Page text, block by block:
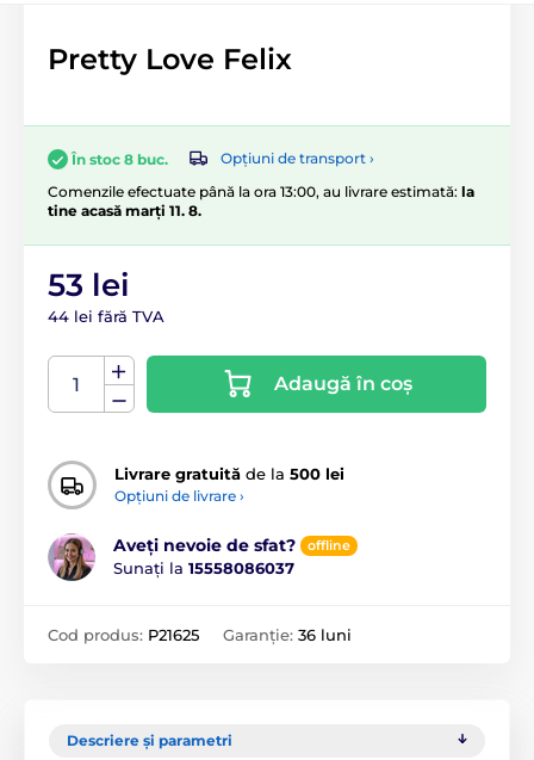
Pretty Love Felix
În stoc 8 buc.
Opțiuni de transport ›
Comenzile efectuate până la ora 13:00, au livrare estimată: la
tine acasă marți 11. 8.
53 lei
44 lei fără TVA
Adaugă în coș
Livrare gratuită de la 500 lei
Opțiuni de livrare ›
Aveți nevoie de sfat? offline
Sunați la 15558086037
Cod produs: P21625 Garanție: 36 luni
Descriere și parametri